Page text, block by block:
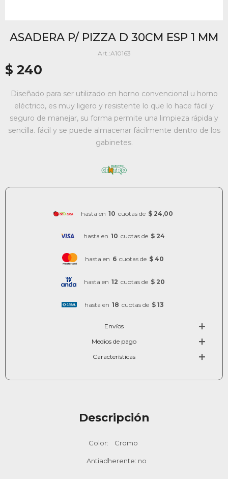
ASADERA P/ PIZZA D 30CM ESP 1 MM
A10163
$ 240
Diseñado para ser utilizado en horno convencional u horno
eléctrico, es muy ligero y resistente lo que lo hace fácil y
seguro de manejar, su forma permite una limpieza rápida y
sencilla. fácil y se puede almacenar fácilmente dentro de los
gabinetes.
hasta en 10 cuotas de $ 24,00
hasta en 10 cuotas de $ 24
hasta en 6 cuotas de $ 40
hasta en 12 cuotas de $ 20
hasta en 18 cuotas de $ 13
Envíos
Medios de pago
Características
Descripción
Color: Cromo
Antiadherente: no